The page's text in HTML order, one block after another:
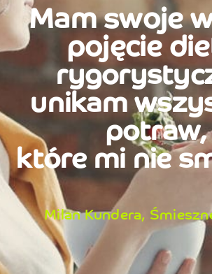
Mam swoje
pojęcie
unikam
potraw,
które mi nie
Milan Kundera,